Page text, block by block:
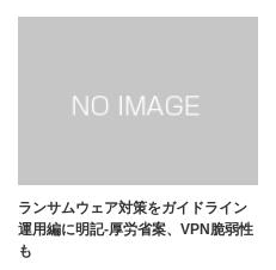
ランサムウェア対策をガイドライン
運用編に明記-厚労省案、VPN脆弱性
も